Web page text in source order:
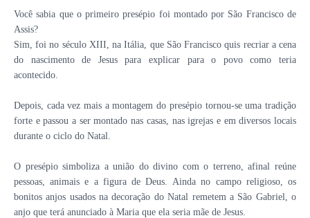
Você sabia que o primeiro presépio foi montado por São Francisco de
Assis?
Sim, foi no século XIII, na Itália, que São Francisco quis recriar a cena
do nascimento de Jesus para explicar para o povo como teria
acontecido.
Depois, cada vez mais a montagem do presépio tornou-se uma tradição
forte e passou a ser montado nas casas, nas igrejas e em diversos locais
durante o ciclo do Natal.
O presépio simboliza a união do divino com o terreno, afinal reúne
pessoas, animais e a figura de Deus. Ainda no campo religioso, os
bonitos anjos usados na decoração do Natal remetem a São Gabriel, o
anjo que terá anunciado à Maria que ela seria mãe de Jesus.